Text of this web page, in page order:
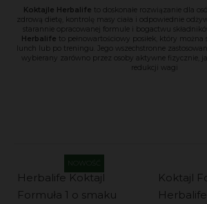
Koktajle Herbalife to doskonałe rozwiązanie dla
zdrową dietę, kontrolę masy ciała i odpowiednie
starannie opracowanej formule i bogactwu
Herbalife to pełnowartościowy posiłek, który
lunch lub po treningu. Jego wszechstronne
wybierany zarówno przez osoby aktywne fizycznie,
redukcji wagi
Herbalife Koktajl
Formuła 1 o smaku
NOWOŚĆ
Koktajl